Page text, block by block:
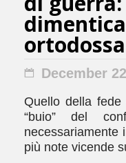
December
Quello della fede
“buio” del
necessariamente
più note vicende